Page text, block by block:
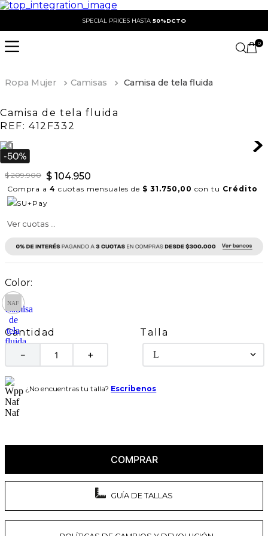
SPECIAL PRICES HASTA 50%DCTO
0
Ropa Mujer Camisas Camisa de tela fluida
Camisa de tela fluida
REF: 412F332
$ 209.900 $ 104.950
Compra a 4 cuotas mensuales de $ 31.750,00 con tu Crédito
Ver cuotas ...
Cantidad
＋
－
Talla
L
¿No encuentras tu talla? Escribenos
COMPRAR
GUÍA DE TALLAS